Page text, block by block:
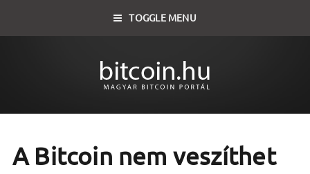
TOGGLE MENU
A Bitcoin nem veszíthet